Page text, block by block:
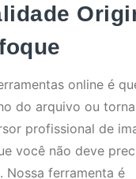
online é
do arquivo ou
profissional de
você não deve
Nossa ferramenta é